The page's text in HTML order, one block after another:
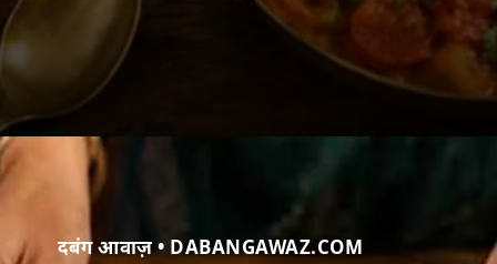
दबंग आवाज़ • DABANGAWAZ.COM